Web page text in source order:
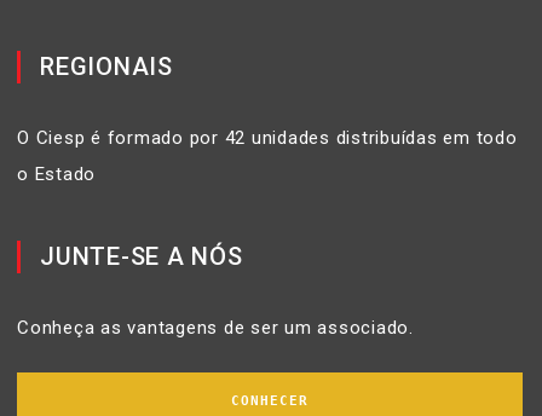
REGIONAIS
O Ciesp é formado por 42 unidades distribuídas em todo
o Estado
JUNTE-SE A NÓS
Conheça as vantagens de ser um associado.
CONHECER